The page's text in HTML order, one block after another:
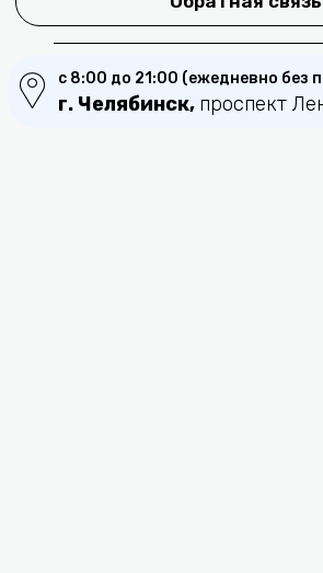
Не является публичной офертой
Прайс лист клиники Блокада Боли
ОГРН 1223000001982